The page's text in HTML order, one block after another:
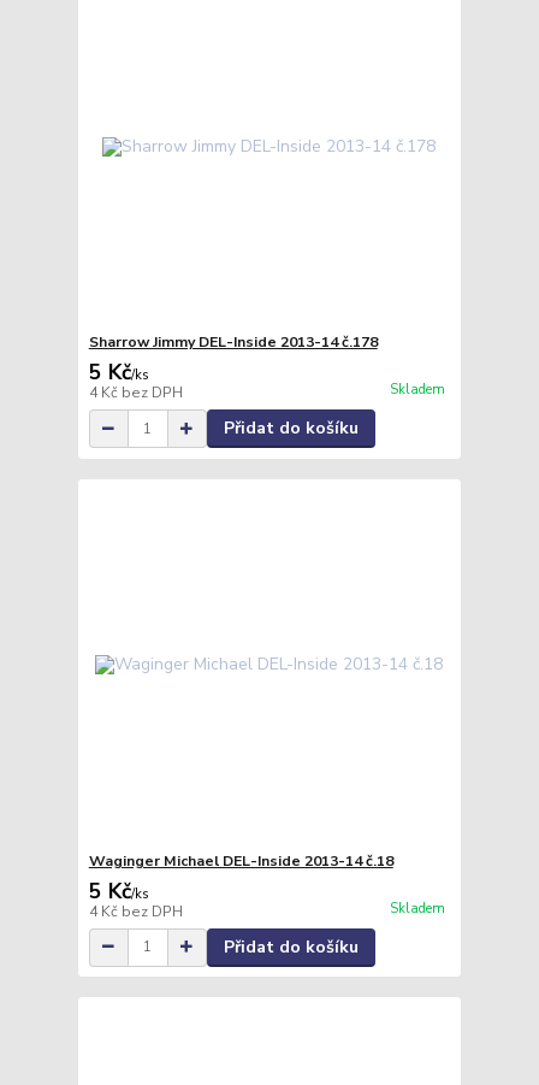
Sharrow Jimmy DEL-Inside 2013-14 č.178
5 Kč/ks
4 Kč bez DPH Skladem
Přidat do košíku
Waginger Michael DEL-Inside 2013-14 č.18
5 Kč/ks
4 Kč bez DPH Skladem
Přidat do košíku